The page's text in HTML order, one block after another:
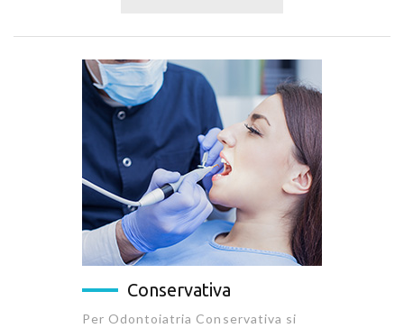
Conservativa
Per Odontoiatria Conservativa si